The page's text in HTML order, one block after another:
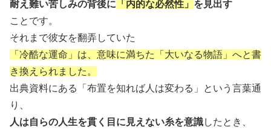
耐え難い苦しみの背後に 「内的な必然性」 を見出す
ことです。
それまで彼女を翻弄していた
「冷酷な運命」は、意味に満ちた
「大いなる物語」へと書
き換えられました。
出典資料にある「布置を知れば人は変わる」という言葉通
り、
人は自らの人生を貫く目に見えない糸を意識したとき、